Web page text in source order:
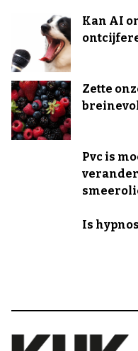
Kan AI
Zette
Pvc is
Is